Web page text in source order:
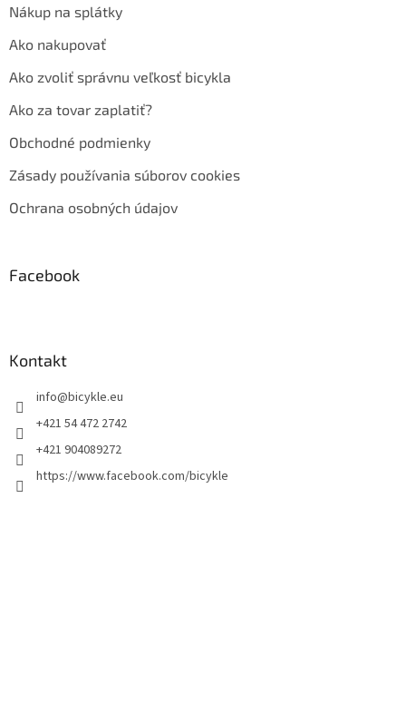
Nákup na splátky
Ako nakupovať
Ako zvoliť správnu veľkosť bicykla
Ako za tovar zaplatiť?
Obchodné podmienky
Zásady používania súborov cookies
Ochrana osobných údajov
Facebook
Kontakt
info@bicykle.eu
+421 54 472 2742
+421 904089272
https://www.facebook.com/bicykle